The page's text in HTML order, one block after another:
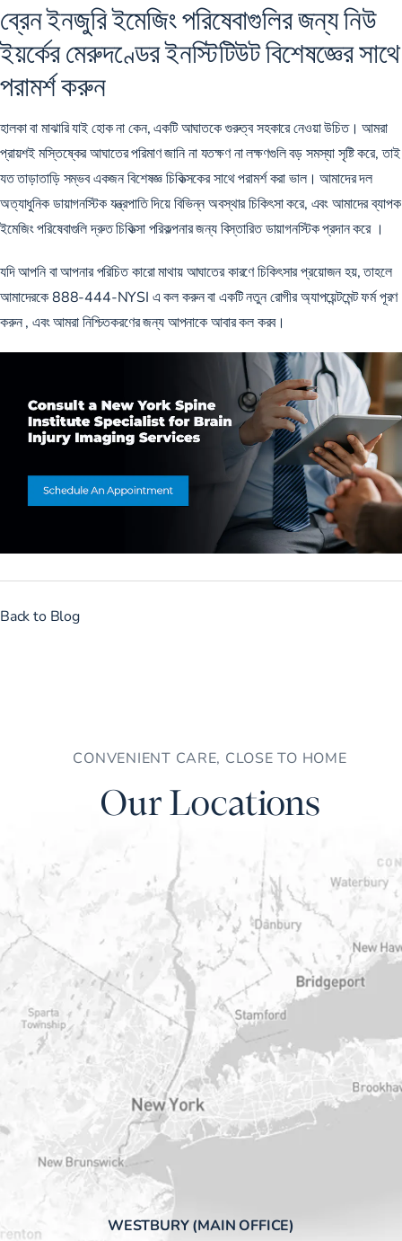
ব্রেন ইনজুরি ইমেজিং পরিষেবাগুলির জন্য নিউ
ইয়র্কের মেরুদণ্ডের ইনস্টিটিউট বিশেষজ্ঞের সাথে
পরামর্শ করুন
হালকা বা মাঝারি যাই হোক না কেন, একটি আঘাতকে গুরুত্ব সহকারে নেওয়া উচিত। আমরা
প্রায়শই মস্তিষ্কের আঘাতের পরিমাণ জানি না যতক্ষণ না লক্ষণগুলি বড় সমস্যা সৃষ্টি করে, তাই
যত তাড়াতাড়ি সম্ভব একজন বিশেষজ্ঞ চিকিত্সকের সাথে পরামর্শ করা ভাল। আমাদের দল
অত্যাধুনিক ডায়াগনস্টিক যন্ত্রপাতি দিয়ে বিভিন্ন অবস্থার চিকিৎসা করে, এবং আমাদের ব্যাপক
ইমেজিং পরিষেবাগুলি দ্রুত চিকিত্সা পরিকল্পনার জন্য বিস্তারিত ডায়াগনস্টিক প্রদান করে।
যদি আপনি বা আপনার পরিচিত কারো মাথায় আঘাতের কারণে চিকিৎসার প্রয়োজন হয়, তাহলে
আমাদেরকে888-444-NYSI এ কল করুন বাএকটি নতুন রোগীর অ্যাপয়েন্টমেন্ট ফর্ম পূরণ
করুন, এবং আমরা নিশ্চিতকরণের জন্য আপনাকে আবার কল করব।
Back to Blog
CONVENIENT CARE, CLOSE TO HOME
Our Locations
WESTBURY (MAIN OFFICE)